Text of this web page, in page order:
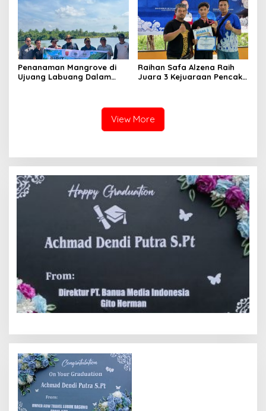
Penanaman Mangrove di
Ujuang Labuang Dalam
Raihan Safa Alzena Raih
Juara 3 Kejuaraan Pencak
View More